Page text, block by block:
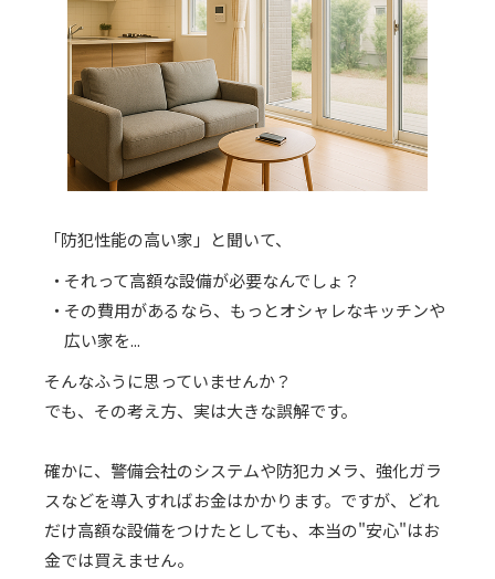
「防犯性能の高い家」と聞いて、
それって高額な設備が必要なんでしょ？
その費用があるなら、もっとオシャレなキッチンや
広い家を...
そんなふうに思っていませんか？
でも、その考え方、実は大きな誤解です。
確かに、警備会社のシステムや防犯カメラ、強化ガラ
スなどを導入すればお金はかかります。ですが、どれ
だけ高額な設備をつけたとしても、本当の"安心"はお
金では買えません。